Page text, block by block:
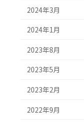
2024年3月
2024年1月
2023年8月
2023年5月
2023年2月
2022年9月